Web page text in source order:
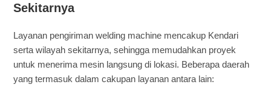
Sekitarnya
Layanan pengiriman welding machine mencakup Kendari
serta wilayah sekitarnya, sehingga memudahkan proyek
untuk menerima mesin langsung di lokasi. Beberapa daerah
yang termasuk dalam cakupan layanan antara lain: